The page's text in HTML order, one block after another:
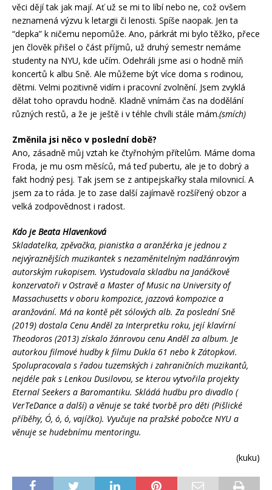
věci dějí tak jak mají. Ať už se mi to líbí nebo ne, což ovšem
neznamená výzvu k letargii či lenosti. Spíše naopak. Jen ta
“depka” k ničemu nepomůže. Ano, párkrát mi bylo těžko, přece
jen člověk přišel o část příjmů, už druhý semestr nemáme
studenty na NYU, kde učím. Odehráli jsme asi o hodně míň
koncertů k albu Sně. Ale můžeme být více doma s rodinou,
dětmi. Velmi pozitivně vidím i pracovní zvolnění. Jsem zvyklá
dělat toho opravdu hodně. Kladně vnímám čas na dodělání
různých restů, a že je ještě i v téhle chvíli stále mám.(smích)
Změnila jsi něco v poslední době?
Ano, zásadně můj vztah ke čtyřnohým přítelům. Máme doma
Froda, je mu osm měsíců, má teď pubertu, ale je to dobrý a
fakt hodný pesj. Tak jsem se z antipejskařky stala milovnicí. A
jsem za to ráda. Je to zase další zajímavě rozšířený obzor a
velká zodpovědnost i radost.
Kdo je Beata Hlavenková
Skladatelka, zpěvačka, pianistka a aranžérka je jednou z
nejvýraznějších muzikantek s nezaměnitelným nadžánrovým
autorským rukopisem. Vystudovala skladbu na Janáčkově
konzervatoři v Ostravě a Master of Music na University of
Massachusetts v oboru kompozice, jazzová kompozice a
aranžování. Má na kontě pět sólových alb. Za poslední Sně
(2019) dostala Cenu Anděl za Interpretku roku, její klavírní
Theodoros (2013) získalo žánrovou cenu Anděl za album. Je
autorkou filmové hudby k filmu Dukla 61 nebo k Zátopkovi.
Spolupracovala s řadou tuzemských i zahraničních muzikantů,
nejdéle pak s Lenkou Dusilovou, se kterou vytvořila projekty
Eternal Seekers a Baromantiku. Skládá hudbu pro divadlo (
VerTeDance a další) a věnuje se také tvorbě pro děti (Pišlické
příběhy, Ó, ó, ó, vajíčko). Vyučuje na pražské pobočce NYU a
věnuje se hudebnímu mentoringu.
(kuku)